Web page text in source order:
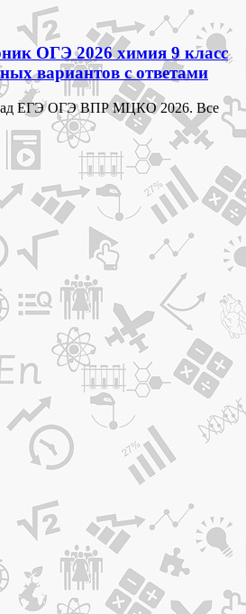
ОГЭ 2026 химия 9 класс
вариантов с ответами
ЕГЭ ОГЭ ВПР МЦКО 2026. Все